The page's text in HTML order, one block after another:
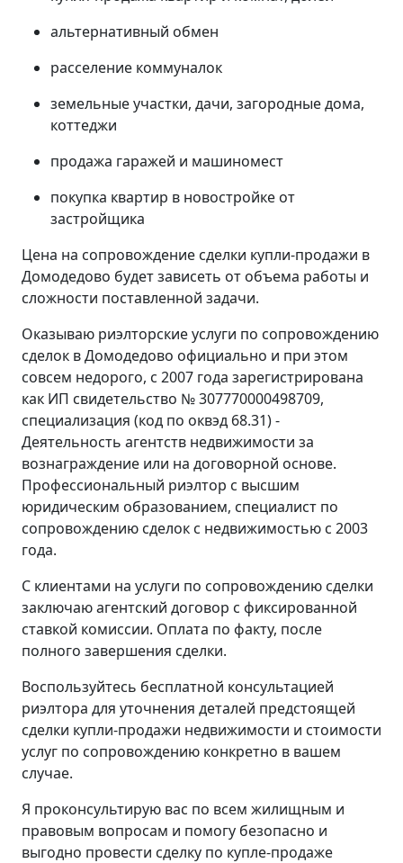
альтернативный обмен
расселение коммуналок
земельные участки, дачи, загородные дома,
коттеджи
продажа гаражей и машиномест
покупка квартир в новостройке от
застройщика
Цена на сопровождение сделки купли-продажи в
Домодедово будет зависеть от объема работы и
сложности поставленной задачи.
Оказываю риэлторские услуги по сопровождению
сделок в Домодедово официально и при этом
совсем недорого, с 2007 года зарегистрирована
как ИП свидетельство № 307770000498709,
специализация (код по оквэд 68.31) -
Деятельность агентств недвижимости за
вознаграждение или на договорной основе.
Профессиональный риэлтор с высшим
юридическим образованием, специалист по
сопровождению сделок с недвижимостью с 2003
года.
С клиентами на услуги по сопровождению сделки
заключаю агентский договор с фиксированной
ставкой комиссии. Оплата по факту, после
полного завершения сделки.
Воспользуйтесь бесплатной консультацией
риэлтора для уточнения деталей предстоящей
сделки купли-продажи недвижимости и стоимости
услуг по сопровождению конкретно в вашем
случае.
Я проконсультирую вас по всем жилищным и
правовым вопросам и помогу безопасно и
выгодно провести сделку по купле-продаже